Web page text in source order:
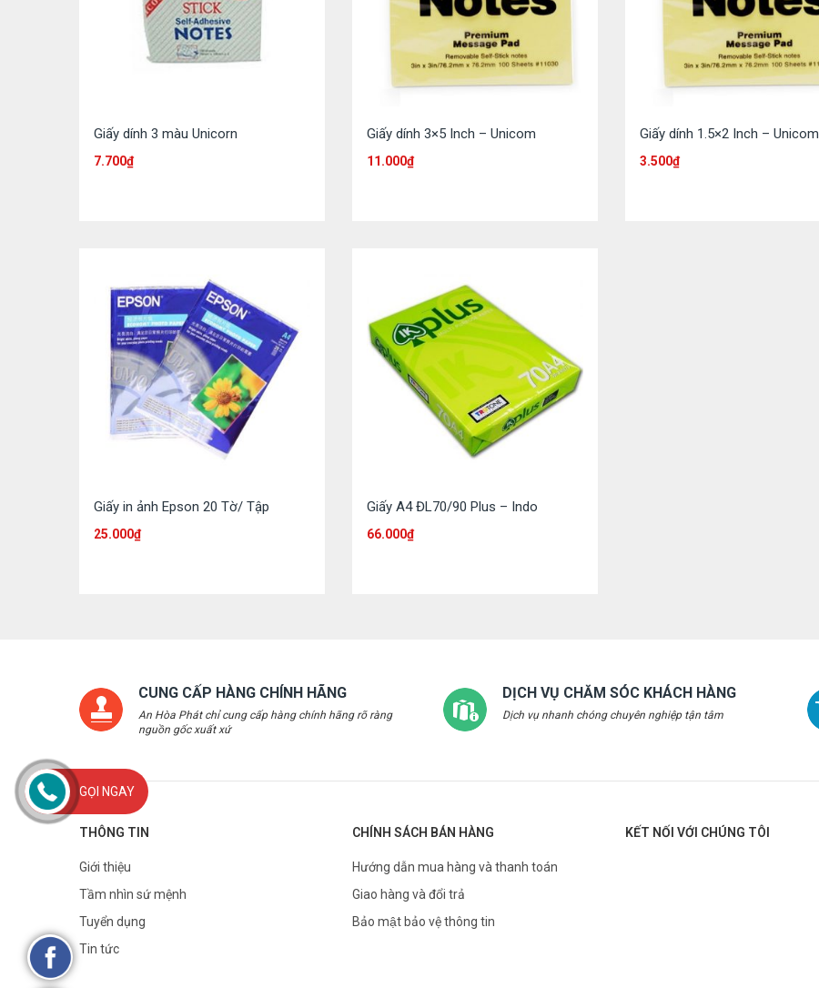
Giấy dính 3 màu Unicorn
7.700₫
Giấy dính 3×5 Inch – Unicom
11.000₫
Giấy dính 1.5×2 Inch – Unicom
3.500₫
Giấy in ảnh Epson 20 Tờ/ Tập
25.000₫
Giấy A4 ĐL70/90 Plus – Indo
66.000₫
CUNG CẤP HÀNG CHÍNH HÃNG
An Hòa Phát chỉ cung cấp hàng chính hãng rõ ràng
nguồn gốc xuất xứ
DỊCH VỤ CHĂM SÓC KHÁCH HÀNG
Dịch vụ nhanh chóng chuyên nghiệp tận tâm
THÔNG TIN
Giới thiệu
Tầm nhìn sứ mệnh
Tuyển dụng
Tin tức
CHÍNH SÁCH BÁN HÀNG
Hướng dẫn mua hàng và thanh toán
Giao hàng và đổi trả
Bảo mật bảo vệ thông tin
KẾT NỐI VỚI CHÚNG TÔI
GỌI NGAY